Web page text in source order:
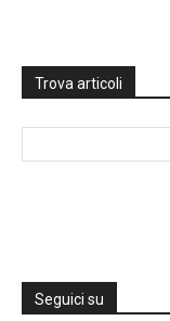
Trova articoli
Seguici su